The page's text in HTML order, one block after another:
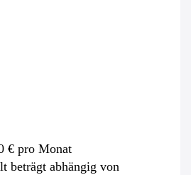
€ pro Monat
beträgt abhängig von